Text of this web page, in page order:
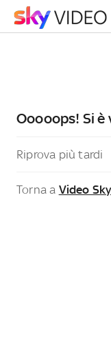
Ooooops! Si
Riprova più tardi
Torna a Video Sky